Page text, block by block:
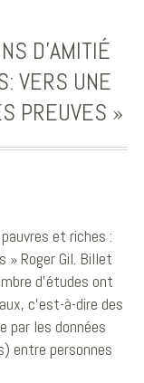
D’AMITIÉ
VERS UNE
PREUVES »
et riches :
» Roger Gil. Billet
d’études ont
c’est-à-dire des
par les données
entre personnes